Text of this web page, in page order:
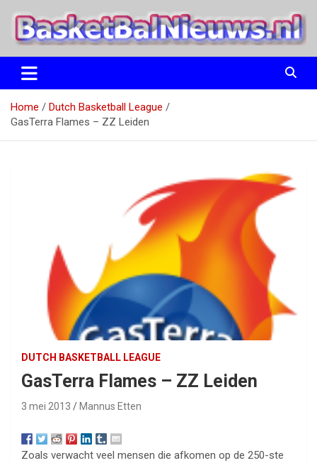
naar
BasketBalNieuws.nl
Etten
Home
Dutch Basketball League
GasTerra Flames – ZZ Leiden
DUTCH BASKETBALL LEAGUE
GasTerra Flames – ZZ Leiden
3 mei 2013 Mannus Etten
Zoals verwacht veel mensen die afkomen op de 250-ste